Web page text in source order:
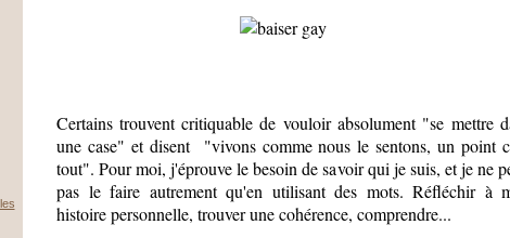
Certains trouvent critiquable de vouloir absolument "se mettre
une case" et disent "vivons comme nous le sentons, un point
tout". Pour moi, j'éprouve le besoin de savoir qui je suis, et je ne
pas le faire autrement qu'en utilisant des mots. Réfléchir à
histoire personnelle, trouver une cohérence, comprendre...